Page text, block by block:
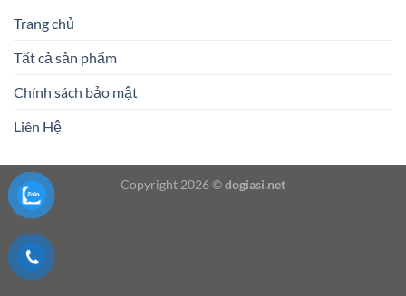
Trang chủ
Tất cả sản phẩm
Chính sách bảo mật
Liên Hệ
Copyright 2026 ©dogiasi.net